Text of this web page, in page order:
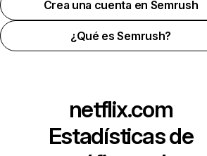
Crea una cuenta en Semrush
¿Qué es Semrush?
netflix.com
Estadísticas de